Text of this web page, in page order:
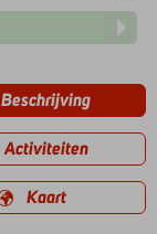
Beschrijving
Activiteiten
Kaart